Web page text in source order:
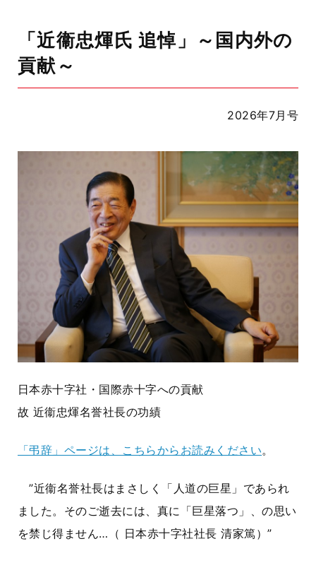
「近衞忠煇氏 追悼」～国内外の
貢献～
2026年7月号
日本赤十字社・国際赤十字への貢献
故 近衞忠煇名誉社長の功績
「弔辞」ページは、こちらからお読みください。
”近衞名誉社長はまさしく「人道の巨星」であられ
ました。そのご逝去には、真に「巨星落つ」、の思い
を禁じ得ません…（ 日本赤十字社社長 清家篤）”